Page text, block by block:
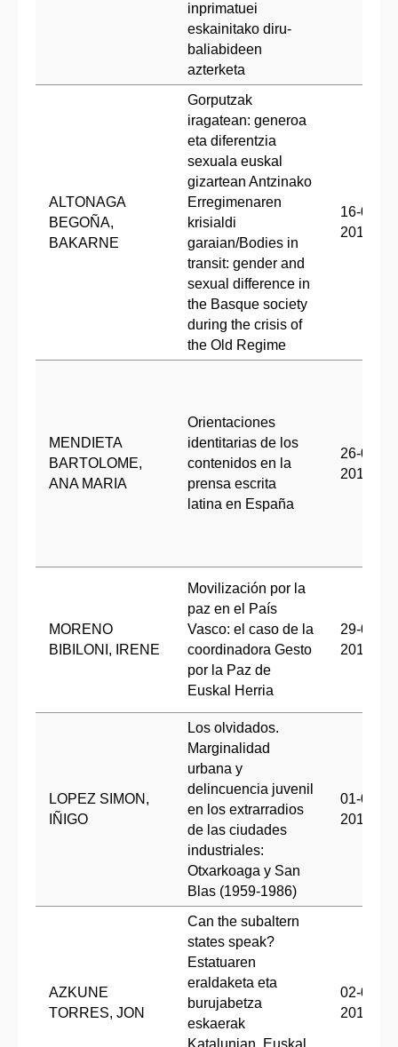
inprimatuei
eskainitako diru-
baliabideen
azterketa
ALTONAGA
BEGOÑA,
BAKARNE
Gorputzak
iragatean: generoa
eta diferentzia
sexuala euskal
gizartean Antzinako
Erregimenaren
krisialdi
garaian/Bodies in
transit: gender and
sexual difference in
the Basque society
during the crisis of
the Old Regime
16-03-
2018
MENDIETA
BARTOLOME,
ANA MARIA
Orientaciones
identitarias de los
contenidos en la
prensa escrita
latina en España
26-01-
2018
MORENO
BIBILONI, IRENE
Movilización por la
paz en el País
Vasco: el caso de la
coordinadora Gesto
por la Paz de
Euskal Herria
29-05-
2018
LOPEZ SIMON,
IÑIGO
Los olvidados.
Marginalidad
urbana y
delincuencia juvenil
en los extrarradios
de las ciudades
industriales:
Otxarkoaga y San
Blas (1959-1986)
01-06-
2018
AZKUNE
TORRES, JON
Can the subaltern
states speak?
Estatuaren
eraldaketa eta
burujabetza
eskaerak
Katalunian, Euskal
02-07-
2018